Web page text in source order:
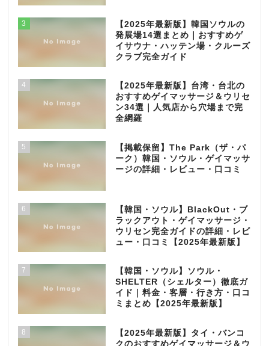
3
【2025年最新版】韓国ソウルの
発展場14選まとめ｜おすすめゲ
イサウナ・ハッテン場・クルーズ
クラブ完全ガイド
4
【2025年最新版】台湾・台北の
おすすめゲイマッサージ＆ウリセ
ン34選｜人気店から穴場まで完
全網羅
5
【掲載保留】The Park（ザ・パ
ーク）韓国・ソウル・ゲイマッサ
ージの詳細・レビュー・口コミ
6
【韓国・ソウル】BlackOut・ブ
ラックアウト・ゲイマッサージ・
ウリセン完全ガイドの詳細・レビ
ュー・口コミ【2025年最新版】
7
【韓国・ソウル】ソウル・
SHELTER（シェルター）徹底ガ
イド｜料金・客層・行き方・口コ
ミまとめ【2025年最新版】
8
【2025年最新版】タイ・バンコ
クのおすすめゲイマッサージ＆ウ